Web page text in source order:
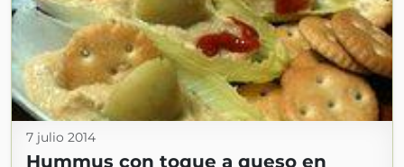
7 julio 2014
Hummus con toque a queso en